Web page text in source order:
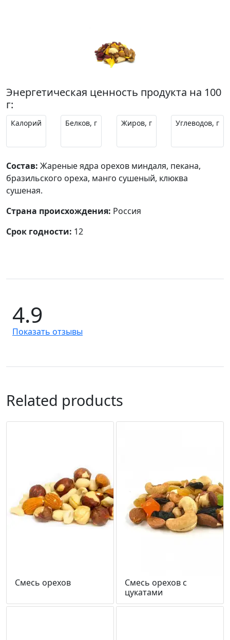
Энергетическая ценность продукта на 100
г:
Калорий Белков, г Жиров, г Углеводов, г
Состав: Жареные ядра орехов миндаля, пекана,
бразильского ореха, манго сушеный, клюква
сушеная.
Страна происхождения: Россия
Срок годности: 12
4.9
Показать отзывы
Related products
Смесь орехов
Смесь орехов с
цукатами